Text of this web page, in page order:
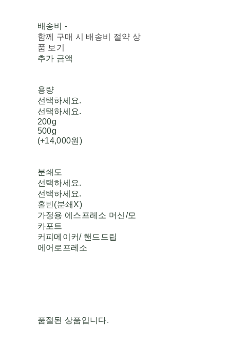
배송비-
함께 구매 시 배송비 절약 상
품 보기
추가 금액
용량
선택하세요.
선택하세요.
200g
500g
(+14,000원)
분쇄도
선택하세요.
선택하세요.
홀빈(분쇄X)
가정용 에스프레소 머신/모
카포트
커피메이커/ 핸드드립
에어로프레소
품절된 상품입니다.